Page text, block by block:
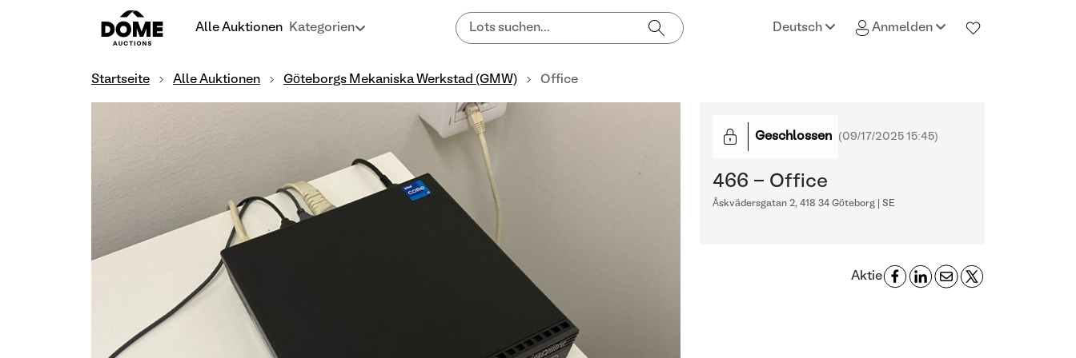
Alle Auktionen Kategorien Deutsch Anmelden
Startseite Alle Auktionen Göteborgs Mekaniska Werkstad (GMW) Office
Geschlossen (09/17/2025 15:45)
466 - Office
Åskvädersgatan 2, 418 34 Göteborg | SE
Aktie